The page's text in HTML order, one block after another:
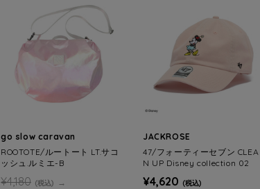
go slow caravan
ROOTOTE/ルートート LT.サコ
ッシュ.ルミエ-B
¥4,180 (税込)
JACKROSE
47/フォーティーセブン CLEA
N UP Disney collection 02
¥4,620 (税込)